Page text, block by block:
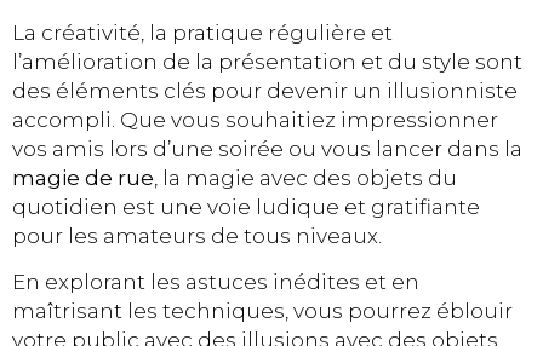
La créativité, la pratique régulière et
l’amélioration de la présentation et du style sont
des éléments clés pour devenir un illusionniste
accompli. Que vous souhaitiez impressionner
vos amis lors d’une soirée ou vous lancer dans la
magie de rue , la magie avec des objets du
quotidien est une voie ludique et gratifiante
pour les amateurs de tous niveaux.
En explorant les astuces inédites et en
maîtrisant les techniques, vous pourrez éblouir
votre public avec des illusions avec des objets